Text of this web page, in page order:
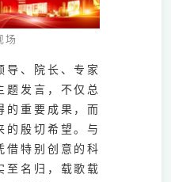
场
导、院长、专家
题发言，不仅总
的重要成果，而
的殷切希望。与
借特别创意的科
至名归，载歌载